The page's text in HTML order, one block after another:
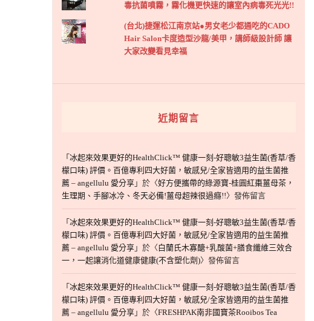
毒抗菌噴霧，霧化機更快速的讓室內病毒死光光!!
(台北)捷運松江南京站●男女老少都通吃的CADO
Hair Salon卡度造型沙龍/美甲，講師級設計師 讓
大家改變看見幸福
近期留言
「 冰起來效果更好的HealthClick™ 健康一刻-好聰敏3益生菌(香草/香
檬口味) 評價。百億專利四大好菌，敏感兒/全家皆適用的益生菌推
薦 – angellulu 愛分享 」於〈好方便攜帶的綠源寶-桂圓紅棗薑母茶，
生理期、手腳冰冷、冬天必備!薑母超辣很過癮!!〉發佈留言
「 冰起來效果更好的HealthClick™ 健康一刻-好聰敏3益生菌(香草/香
檬口味) 評價。百億專利四大好菌，敏感兒/全家皆適用的益生菌推
薦 – angellulu 愛分享 」於〈白蘭氏木寡醣+乳酸菌+膳食纖維三效合
一，一起讓消化道健康健康(不含塑化劑)〉發佈留言
「 冰起來效果更好的HealthClick™ 健康一刻-好聰敏3益生菌(香草/香
檬口味) 評價。百億專利四大好菌，敏感兒/全家皆適用的益生菌推
薦 – angellulu 愛分享 」於〈FRESHPAK南非國寶茶Rooibos Tea